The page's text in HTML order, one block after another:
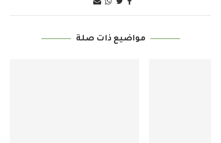
مواضيع ذات صلة